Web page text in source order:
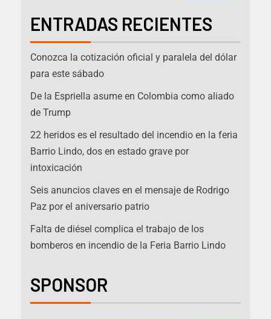
ENTRADAS RECIENTES
Conozca la cotización oficial y paralela del dólar
para este sábado
De la Espriella asume en Colombia como aliado
de Trump
22 heridos es el resultado del incendio en la feria
Barrio Lindo, dos en estado grave por
intoxicación
Seis anuncios claves en el mensaje de Rodrigo
Paz por el aniversario patrio
Falta de diésel complica el trabajo de los
bomberos en incendio de la Feria Barrio Lindo
SPONSOR